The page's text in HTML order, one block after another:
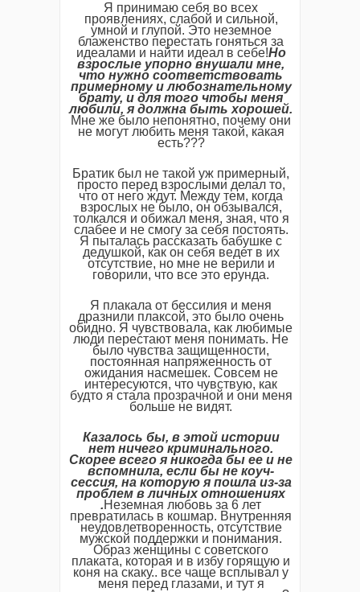
Я принимаю себя во всех
проявлениях, слабой и сильной,
умной и глупой. Это неземное
блаженство перестать гоняться за
идеалами и найти идеал в себе!Но
взрослые упорно внушали мне,
что нужно соответствовать
примерному и любознательному
брату, и для того чтобы меня
любили, я должна быть хорошей.
Мне же было непонятно, почему они
не могут любить меня такой, какая
есть???
Братик был не такой уж примерный,
просто перед взрослыми делал то,
что от него ждут. Между тем, когда
взрослых не было, он обзывался,
толкался и обижал меня, зная, что я
слабее и не смогу за себя постоять.
Я пыталась рассказать бабушке с
дедушкой, как он себя ведет в их
отсутствие, но мне не верили и
говорили, что все это ерунда.
Я плакала от бессилия и меня
дразнили плаксой, это было очень
обидно. Я чувствовала, как любимые
люди перестают меня понимать. Не
было чувства защищенности,
постоянная напряженность от
ожидания насмешек. Совсем не
интересуются, что чувствую, как
будто я стала прозрачной и они меня
больше не видят.
Казалось бы, в этой истории
нет ничего криминального.
Скорее всего я никогда бы ее и не
вспомнила, если бы не коуч-
сессия, на которую я пошла из-за
проблем в личных отношениях
.Неземная любовь за 6 лет
превратилась в кошмар. Внутренняя
неудовлетворенность, отсутствие
мужской поддержки и понимания.
Образ женщины с советского
плаката, которая и в избу горящую и
коня на скаку.. все чаще всплывал у
меня перед глазами, и тут я